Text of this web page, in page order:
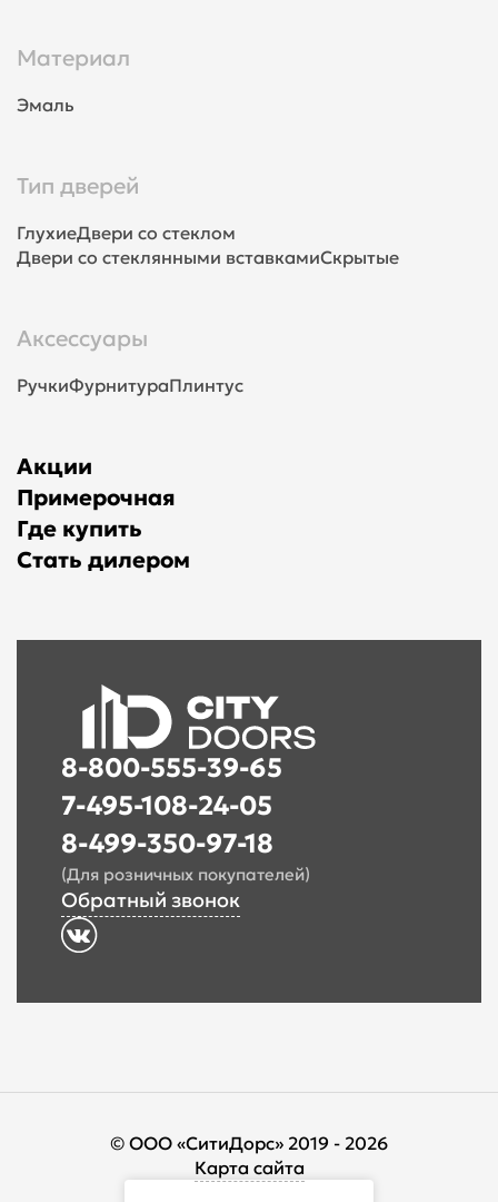
Материал
Эмаль
Тип дверей
ГлухиеДвери со стеклом
Двери со стеклянными вставкамиСкрытые
Аксессуары
РучкиФурнитураПлинтус
Акции
Примерочная
Где купить
Стать дилером
8-800-555-39-65
7-495-108-24-05
8-499-350-97-18
(Для розничных покупателей)
Обратный звонок
© ООО «СитиДорс» 2019 - 2026
Карта сайта